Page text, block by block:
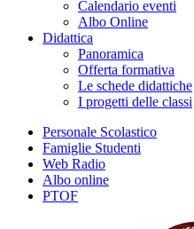
Calendario eventi
Albo Online
Didattica
Panoramica
Offerta formativa
Le schede didattiche
I progetti delle classi
Personale Scolastico
Famiglie Studenti
Web Radio
Albo online
PTOF